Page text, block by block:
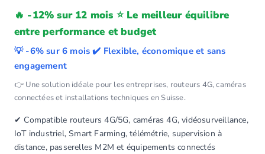
🔥 -12% sur 12 mois ⭐ Le meilleur équilibre
entre performance et budget
💡 -6% sur 6 mois ✔️ Flexible, économique et sans
engagement
👉 Une solution idéale pour les entreprises, routeurs 4G, caméras
connectées et installations techniques en Suisse.
✔ Compatible routeurs 4G/5G, caméras 4G, vidéosurveillance,
IoT industriel, Smart Farming, télémétrie, supervision à
distance, passerelles M2M et équipements connectés